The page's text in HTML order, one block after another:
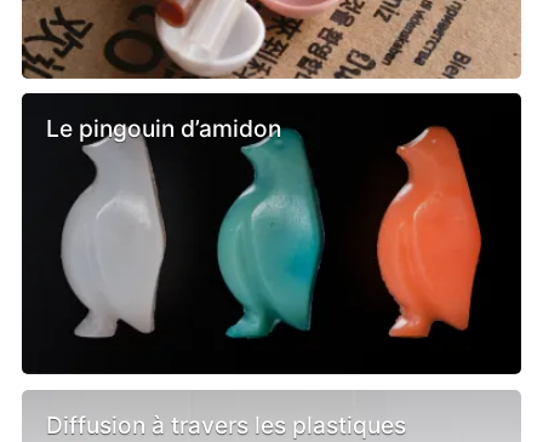
Le pingouin d’amidon
Diffusion à travers les plastiques